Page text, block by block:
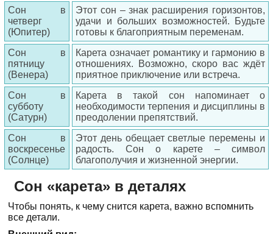
Сон в
четверг
(Юпитер)
Этот сон – знак расширения горизонтов,
удачи и больших возможностей. Будьте
готовы к благоприятным переменам.
Сон в
пятницу
(Венера)
Карета означает романтику и гармонию в
отношениях. Возможно, скоро вас ждёт
приятное приключение или встреча.
Сон в
субботу
(Сатурн)
Карета в такой сон напоминает о
необходимости терпения и дисциплины в
преодолении препятствий.
Сон в
воскресенье
(Солнце)
Этот день обещает светлые перемены и
радость. Сон о карете – символ
благополучия и жизненной энергии.
Сон «карета» в деталях
Чтобы понять, к чему снится карета, важно вспомнить
все детали.